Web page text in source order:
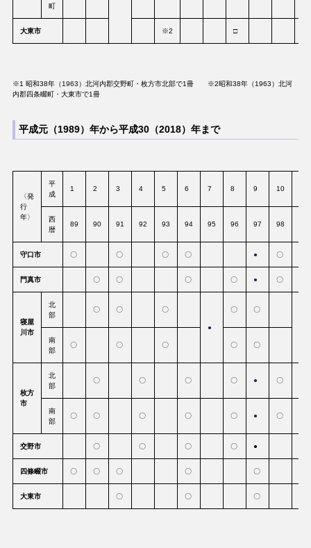
町
大東市 ※2 □
※1 昭和38年（1963）北河内郡交野町・枚方市北部で1冊 ※2昭和38年（1963）北河
内郡四条畷町・大東市で1冊
平成元（1989）年から平成30（2018）年まで
〈発
行
年〉
平
成
1 2 3 4 5 6 7 8 9 10
西
暦
89 90 91 92 93 94 95 96 97 98
守口市 〇 〇 〇 〇 ● 〇
門真市 〇 〇 〇 〇 ● 〇
寝屋
川市
北
部
〇 〇 〇
●
〇 〇
南
部
〇 〇 〇 〇 〇
枚方
市
北
部
〇 〇 〇 〇 ● 〇
南
部
〇 〇 〇 〇 〇 ● 〇
交野市 〇 〇 〇 〇 ●
四條畷市 〇 〇 〇 〇 〇
大東市 〇 〇 〇